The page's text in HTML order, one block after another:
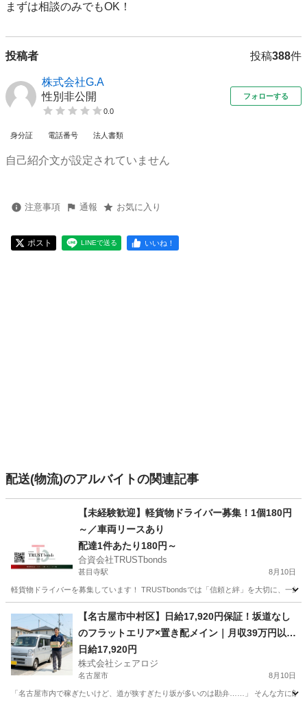
まずは相談のみでもOK！
投稿者 投稿388件
株式会社G.A
性別非公開
0.0
フォローする
身分証 電話番号 法人書類
自己紹介文が設定されていません
注意事項 通報 お気に入り
ポスト LINEで送る いいね！
配送(物流)のアルバイトの関連記事
【未経験歓迎】軽貨物ドライバー募集！1個180円
～／車両リースあり
配達1件あたり180円～
合資会社TRUSTbonds
甚目寺駅 8月10日
軽貨物ドライバーを募集しています！ TRUSTbondsでは「信頼と絆」を大切に、一
甚目寺駅 配送 貨物
【名古屋市中村区】日給17,920円保証！坂道なし
のフラットエリア×置き配メイン｜月収39万円以
上・早上がりOK｜車両レンタルあり・直行直帰O
K｜未経験・シニア歓迎
日給17,920円
株式会社シェアロジ
名古屋市 8月10日
「名古屋市内で稼ぎたいけど、道が狭すぎたり坂が多いのは勘弁……」 そんな方に朗